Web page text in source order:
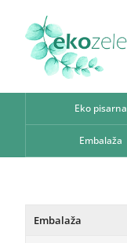
Eko pisarna
Embalaža
Embalaža